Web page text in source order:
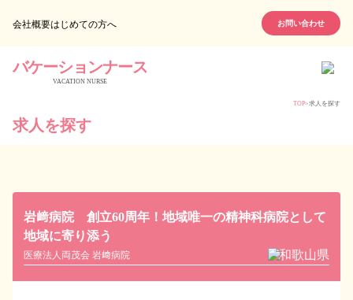
会社概要はじめての方へ お問い合わせ
バケーションナース
VACATION NURSE
TOP>求人を探す
求人を探す
岩﨑病院 創立60周年！地域唯一の精神科病院として
地域に寄り添う
医療法人両茂会 岩﨑病院 和歌山県